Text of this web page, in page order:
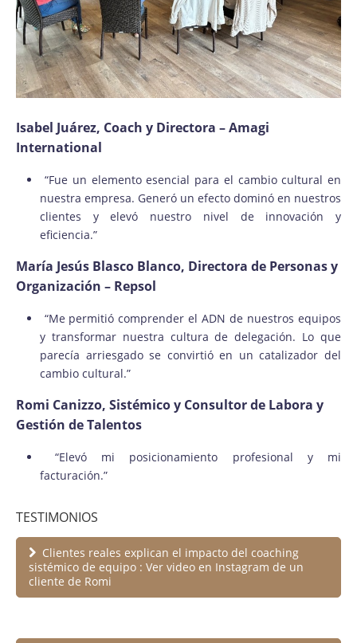
Isabel Juárez, Coach y Directora – Amagi
International
“Fue un elemento esencial para el cambio cultural en
nuestra empresa. Generó un efecto dominó en nuestros
clientes y elevó nuestro nivel de innovación y
eficiencia.”
María Jesús Blasco Blanco, Directora de Personas y
Organización – Repsol
“Me permitió comprender el ADN de nuestros equipos
y transformar nuestra cultura de delegación. Lo que
parecía arriesgado se convirtió en un catalizador del
cambio cultural.”
Romi Canizzo, Sistémico y Consultor de Labora y
Gestión de Talentos
“Elevó mi posicionamiento profesional y mi
facturación.”
TESTIMONIOS
Clientes reales explican el impacto del coaching
sistémico de equipo : Ver video en Instagram de un
cliente de Romi